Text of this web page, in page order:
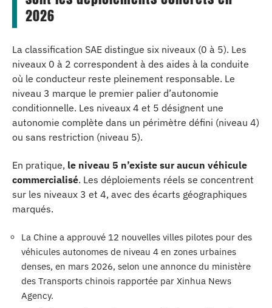
2026
La classification SAE distingue six niveaux (0 à 5). Les
niveaux 0 à 2 correspondent à des aides à la conduite
où le conducteur reste pleinement responsable. Le
niveau 3 marque le premier palier d’autonomie
conditionnelle. Les niveaux 4 et 5 désignent une
autonomie complète dans un périmètre défini (niveau 4)
ou sans restriction (niveau 5).
En pratique, le niveau 5 n’existe sur aucun véhicule
commercialisé. Les déploiements réels se concentrent
sur les niveaux 3 et 4, avec des écarts géographiques
marqués.
La Chine a approuvé 12 nouvelles villes pilotes pour des
véhicules autonomes de niveau 4 en zones urbaines
denses, en mars 2026, selon une annonce du ministère
des Transports chinois rapportée par Xinhua News
Agency.